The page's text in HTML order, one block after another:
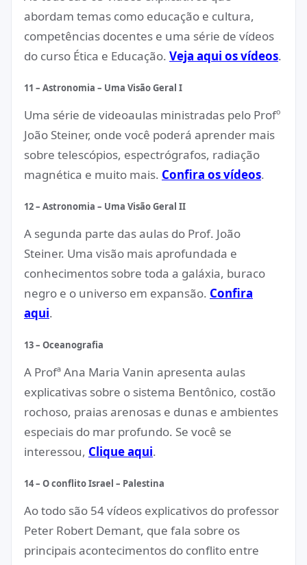
abordam temas como educação e cultura,
competências docentes e uma série de vídeos
do curso Ética e Educação. Veja aqui os vídeos.
11 – Astronomia – Uma Visão Geral I
Uma série de videoaulas ministradas pelo Profº
João Steiner, onde você poderá aprender mais
sobre telescópios, espectrógrafos, radiação
magnética e muito mais. Confira os vídeos.
12 – Astronomia – Uma Visão Geral II
A segunda parte das aulas do Prof. João
Steiner. Uma visão mais aprofundada e
conhecimentos sobre toda a galáxia, buraco
negro e o universo em expansão. Confira
aqui.
13 – Oceanografia
A Profª Ana Maria Vanin apresenta aulas
explicativas sobre o sistema Bentônico, costão
rochoso, praias arenosas e dunas e ambientes
especiais do mar profundo. Se você se
interessou, Clique aqui.
14 – O conflito Israel – Palestina
Ao todo são 54 vídeos explicativos do professor
Peter Robert Demant, que fala sobre os
principais acontecimentos do conflito entre